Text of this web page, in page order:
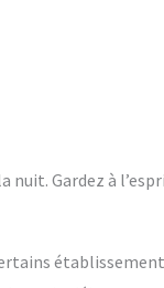
nuit. Gardez à